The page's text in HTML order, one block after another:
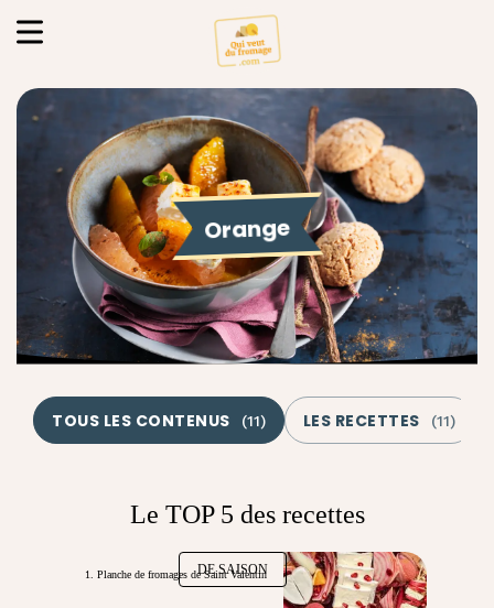
Orange
TOUS LES CONTENUS (11) LES RECETTES (11)
Le TOP 5 des recettes
DE SAISON
1. Planche de fromages de Saint Valentin